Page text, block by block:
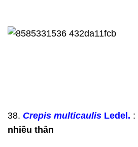
38. Crepis multicaulis Ledel. :
nhiều thân